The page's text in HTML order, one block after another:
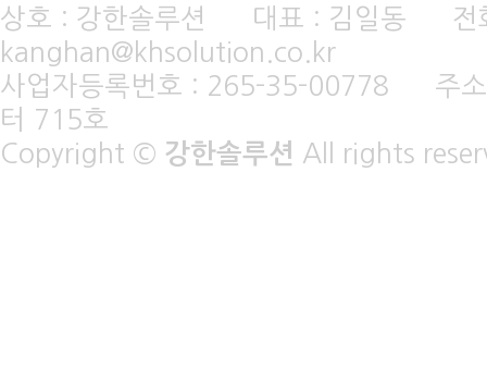
상호 : 강한솔루션 대표 : 김일동
kanghan@khsolution.co.kr
사업자등록번호 : 265-35-00778 주소
터 715호
Copyright © 강한솔루션 All rights